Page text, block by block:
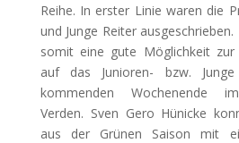
Reihe. In erster Linie waren die
und Junge Reiter
somit eine gute Möglichkeit zur
auf das Junioren- bzw.
kommenden Wochenende
Verden. Sven Gero Hünicke
aus der Grünen Saison mit